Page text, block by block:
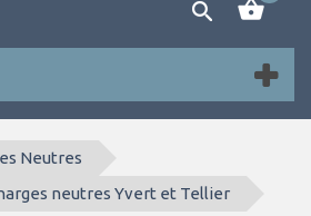
Neutres
neutres Yvert et Tellier